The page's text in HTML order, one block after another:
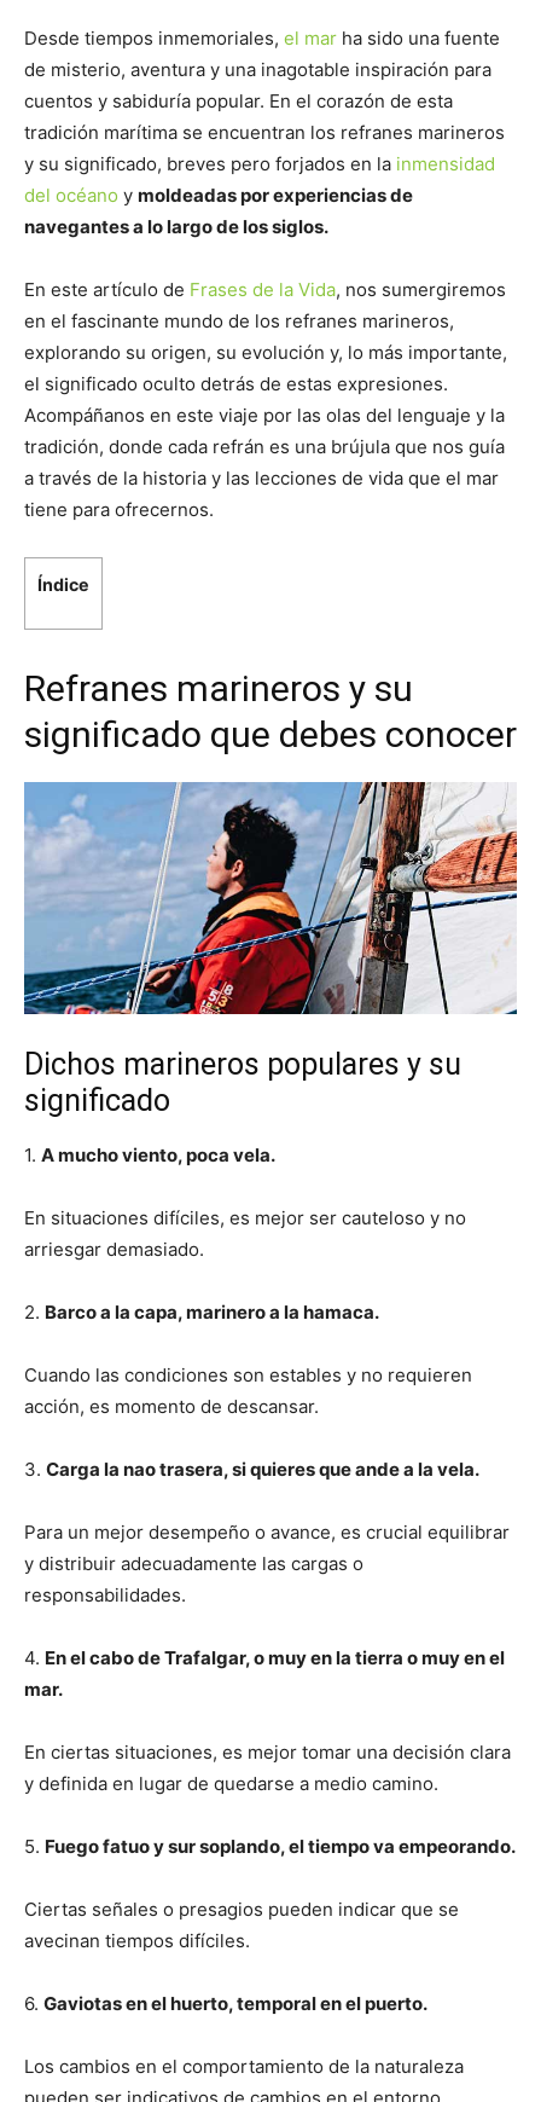
Desde tiempos inmemoriales, el mar ha sido una fuente
de misterio, aventura y una inagotable inspiración para
cuentos y sabiduría popular. En el corazón de esta
tradición marítima se encuentran los refranes marineros
y su significado, breves pero forjados en la inmensidad
del océano y moldeadas por experiencias de
navegantes a lo largo de los siglos.
En este artículo de Frases de la Vida, nos sumergiremos
en el fascinante mundo de los refranes marineros,
explorando su origen, su evolución y, lo más importante,
el significado oculto detrás de estas expresiones.
Acompáñanos en este viaje por las olas del lenguaje y la
tradición, donde cada refrán es una brújula que nos guía
a través de la historia y las lecciones de vida que el mar
tiene para ofrecernos.
Índice
Refranes marineros y su
significado que debes conocer
Dichos marineros populares y su
significado
1. A mucho viento, poca vela.
En situaciones difíciles, es mejor ser cauteloso y no
arriesgar demasiado.
2. Barco a la capa, marinero a la hamaca.
Cuando las condiciones son estables y no requieren
acción, es momento de descansar.
3. Carga la nao trasera, si quieres que ande a la vela.
Para un mejor desempeño o avance, es crucial equilibrar
y distribuir adecuadamente las cargas o
responsabilidades.
4. En el cabo de Trafalgar, o muy en la tierra o muy en el
mar.
En ciertas situaciones, es mejor tomar una decisión clara
y definida en lugar de quedarse a medio camino.
5. Fuego fatuo y sur soplando, el tiempo va empeorando.
Ciertas señales o presagios pueden indicar que se
avecinan tiempos difíciles.
6. Gaviotas en el huerto, temporal en el puerto.
Los cambios en el comportamiento de la naturaleza